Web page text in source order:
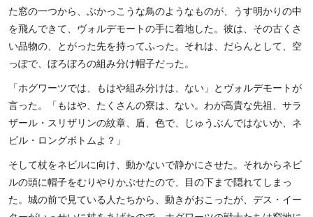
た窓の一つから、ぶかっこうな鳥のようなものが、うす明かりの中
を飛んできて、ヴォルデモートの手に着地した。彼は、その古くさ
い品物の、とがった先を持ってふった。それは、だらんとして、空
っぽで、ぼろぼろの組み分け帽子だった。
「ホグワーツでは、もはや組み分けは、ない」とヴォルデモートが
言った。「もはや、たくさんの寮は、ない。わが高貴な先祖、サラ
ザール・スリザリンの紋章、盾、色で、じゅうぶんではないか、ネ
ビル・ロングボトムよ？」
そして杖をネビルに向け、動かないで静かにさせた。それからネビ
ルの頭に帽子をむりやりかぶせたので、目の下まで隠れてしまっ
た。城の前で見ている人たちから、動きがおこったが、デス・イー